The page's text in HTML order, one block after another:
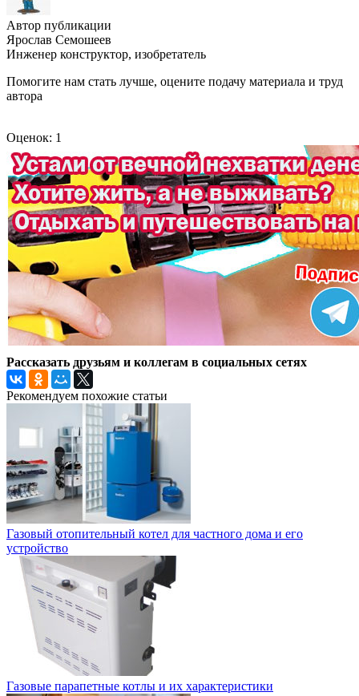
Автор публикации
Ярослав Семошеев
Инженер конструктор, изобретатель
Помогите нам стать лучше, оцените подачу материала и труд
автора
Оценок: 1
Рассказать друзьям и коллегам в социальных сетях
Рекомендуем похожие статьи
Газовый отопительный котел для частного дома и его
устройство
Газовые парапетные котлы и их характеристики